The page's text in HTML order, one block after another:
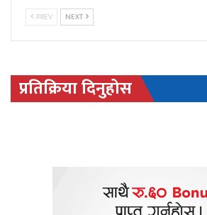
PREV NEXT
प्रतिक्रिया दिनुहोस